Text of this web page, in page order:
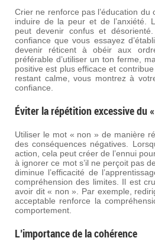
Crier ne renforce pas l’éducation du
induire de la peur et de l’anxiété.
peut devenir confus et
confiance que vous essayez
devenir réticent à obéir aux
préférable d’utiliser un ton ferme,
positive est plus efficace et
restant calme, vous montrez à
confiance.
Éviter la répétition excessive du
Utiliser le mot « non » de manière
des conséquences négatives.
action, cela peut créer de l’ennui
à ignorer ce mot s’il ne perçoit pas
diminue l’efficacité de
compréhension des limites. Il est
avoir dit « non ». Par exemple,
acceptable renforce la
comportement.
L’importance de la cohérence